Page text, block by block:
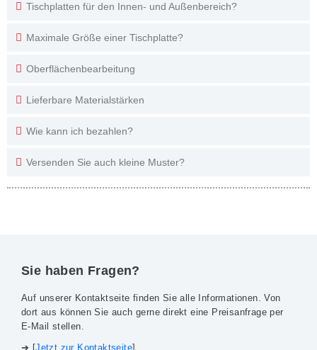
Tischplatten für den Innen- und Außenbereich?
Maximale Größe einer Tischplatte?
Oberflächenbearbeitung
Lieferbare Materialstärken
Wie kann ich bezahlen?
Versenden Sie auch kleine Muster?
Sie haben Fragen?
Auf unserer Kontaktseite finden Sie alle Informationen. Von
dort aus können Sie auch gerne direkt eine Preisanfrage per
E-Mail stellen.
➔ [Jetzt zur Kontaktseite]